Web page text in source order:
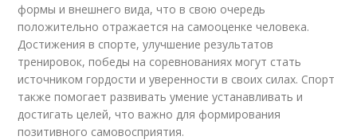
формы и внешнего вида, что в свою очередь
положительно отражается на самооценке человека.
Достижения в спорте, улучшение результатов
тренировок, победы на соревнованиях могут стать
источником гордости и уверенности в своих силах. Спорт
также помогает развивать умение устанавливать и
достигать целей, что важно для формирования
позитивного самовосприятия.